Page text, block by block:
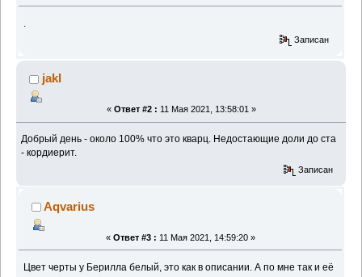
.
Записан
jakl
« Ответ #2 : 11 Мая 2021, 13:58:01 »
Добрый день - около 100% что это кварц. Недостающие доли до ста
- кордиерит.
Записан
Aqvarius
« Ответ #3 : 11 Мая 2021, 14:59:20 »
Цвет черты у Берилла белый, это как в описании. А по мне так и её